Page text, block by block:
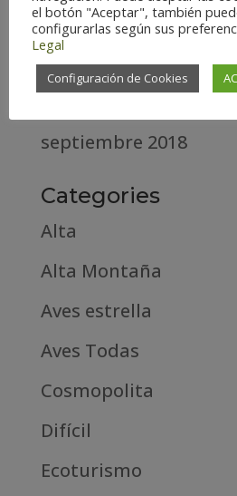
abril 2020
marzo 2020
septiembre 2018
Categories
Alta
Alta Montaña
Aves estrella
Aves Todas
Cosmopolita
Difícil
Ecoturismo
el botón "Aceptar", también
configurarlas según sus
Legal
Configuración de Cookies